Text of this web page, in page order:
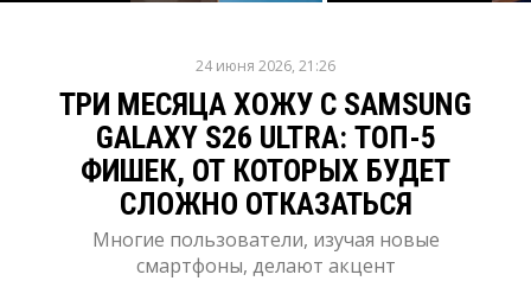
24 июня 2026, 21:26
ТРИ МЕСЯЦА ХОЖУ С SAMSUNG
GALAXY S26 ULTRA: ТОП-5
ФИШЕК, ОТ КОТОРЫХ БУДЕТ
СЛОЖНО ОТКАЗАТЬСЯ
Многие пользователи, изучая новые
смартфоны, делают акцент